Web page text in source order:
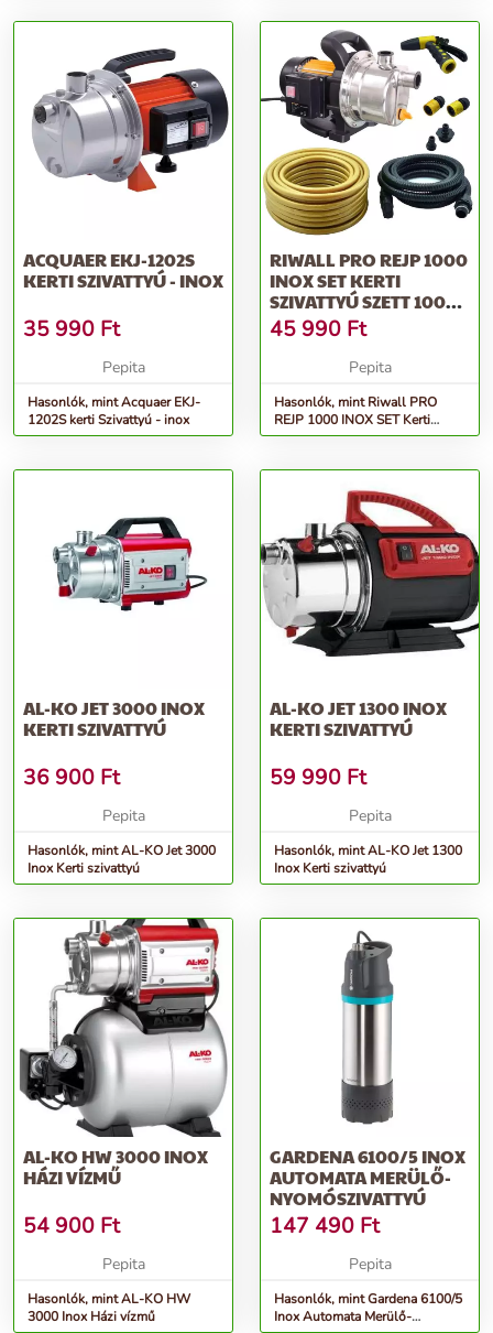
ACQUAER EKJ-1202S
KERTI SZIVATTYÚ - INOX
35 990 Ft
Pepita
Hasonlók, mint Acquaer EKJ-
1202S kerti Szivattyú - inox
RIWALL PRO REJP 1000
INOX SET KERTI
SZIVATTYÚ SZETT 1000
W
45 990 Ft
Pepita
Hasonlók, mint Riwall PRO
REJP 1000 INOX SET Kerti
szivattyú szett 1000 W
AL-KO JET 3000 INOX
KERTI SZIVATTYÚ
36 900 Ft
Pepita
Hasonlók, mint AL-KO Jet 3000
Inox Kerti szivattyú
AL-KO JET 1300 INOX
KERTI SZIVATTYÚ
59 990 Ft
Pepita
Hasonlók, mint AL-KO Jet 1300
Inox Kerti szivattyú
AL-KO HW 3000 INOX
HÁZI VÍZMŰ
54 900 Ft
Pepita
Hasonlók, mint AL-KO HW
3000 Inox Házi vízmű
GARDENA 6100/5 INOX
AUTOMATA MERÜLŐ-
NYOMÓSZIVATTYÚ
147 490 Ft
Pepita
Hasonlók, mint Gardena 6100/5
Inox Automata Merülő-